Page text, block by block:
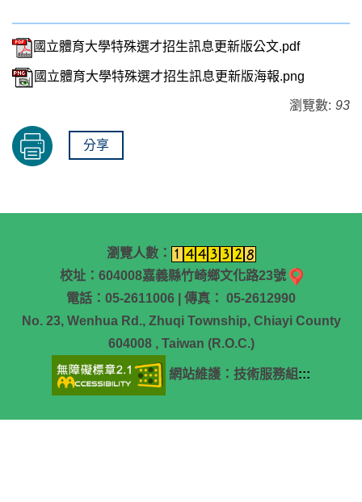
國立體育大學特殊選才招生訊息更新版公文.pdf
國立體育大學特殊選才招生訊息更新版海報.png
瀏覽數: 93
分享
瀏覽人數：
校址：604008嘉義縣竹崎鄉文化路23號
電話：05-2611006 | 傳真： 05-2612990
No. 23, Wenhua Rd., Zhuqi Township, Chiayi County
604008 , Taiwan (R.O.C.)
網站維護：技術服務組 :::